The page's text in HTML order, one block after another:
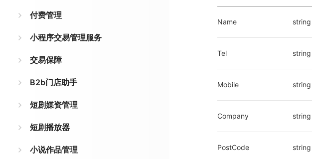
付费管理
小程序交易管理服务
交易保障
B2b门店助手
短剧媒资管理
短剧播放器
小说作品管理
Name string
Tel string
Mobile string
Company string
PostCode string